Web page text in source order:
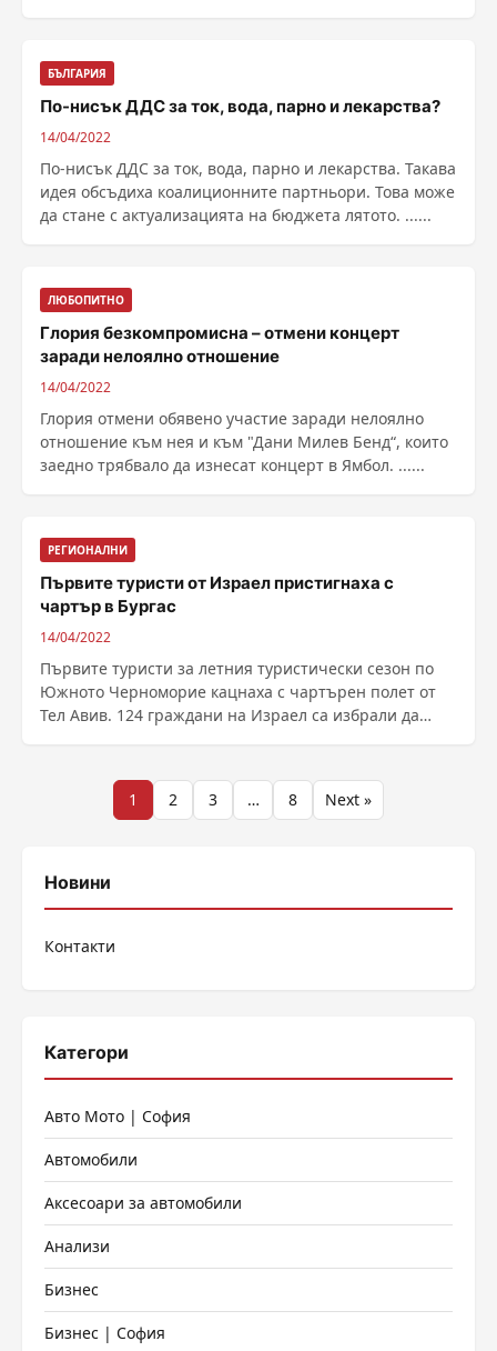
БЪЛГАРИЯ
По-нисък ДДС за ток, вода, парно и лекарства?
14/04/2022
По-нисък ДДС за ток, вода, парно и лекарства. Такава
идея обсъдиха коалиционните партньори. Това може
да стане с актуализацията на бюджета лятото. ......
ЛЮБОПИТНО
Глория безкомпромисна – отмени концерт
заради нелоялно отношение
14/04/2022
Глория отмени обявено участие заради нелоялно
отношение към нея и към "Дани Милев Бенд“, които
заедно трябвало да изнесат концерт в Ямбол. ......
РЕГИОНАЛНИ
Първите туристи от Израел пристигнаха с
чартър в Бургас
14/04/2022
Първите туристи за летния туристически сезон по
Южното Черноморие кацнаха с чартърен полет от
Тел Авив. 124 граждани на Израел са избрали да
Разделяне
публикациите
1 2 3 … 8 Next »
Новини
Контакти
Категори
Авто Мото | София
Автомобили
Аксесоари за автомобили
Анализи
Бизнес
Бизнес | София